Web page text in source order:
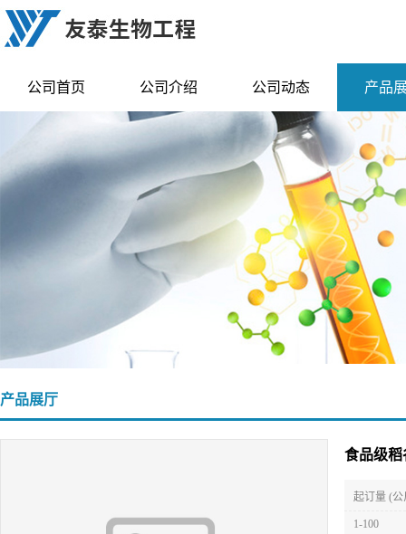
公司首页 公司介绍 公司动态 产品
产品展厅
食品级稻
起订量 (公
1-100